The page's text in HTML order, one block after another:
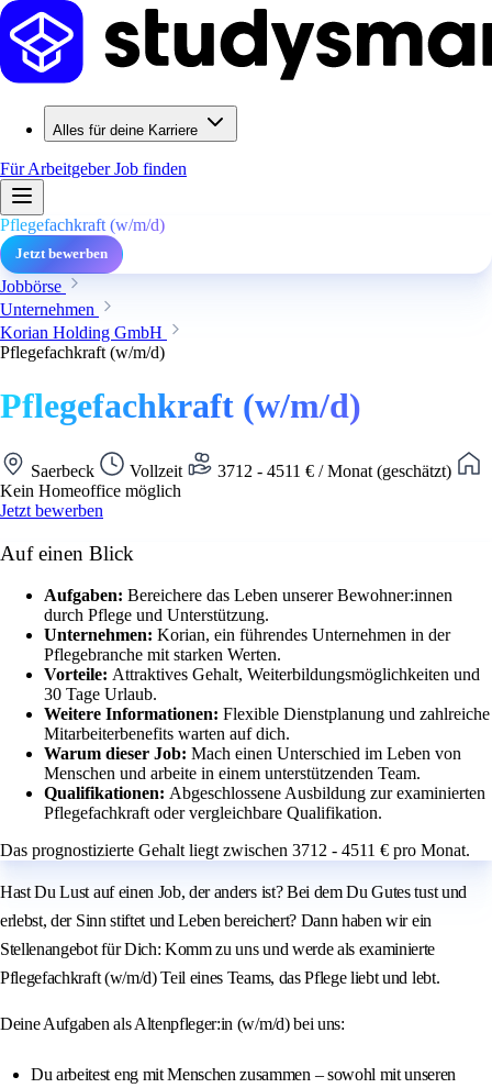
Alles für deine Karriere
Für ArbeitgeberJob finden
Pflegefachkraft (w/m/d)
Jetzt bewerben
Jobbörse
Unternehmen
Korian Holding GmbH
Pflegefachkraft (w/m/d)
Pflegefachkraft (w/m/d)
Saerbeck Vollzeit
3712 - 4511 € / Monat (geschätzt)
Kein Homeoffice möglich
Jetzt bewerben
Auf einen Blick
Aufgaben: Bereichere das Leben unserer Bewohner:innen
durch Pflege und Unterstützung.
Unternehmen: Korian, ein führendes Unternehmen in der
Pflegebranche mit starken Werten.
Vorteile: Attraktives Gehalt, Weiterbildungsmöglichkeiten und
30 Tage Urlaub.
Weitere Informationen: Flexible Dienstplanung und zahlreiche
Mitarbeiterbenefits warten auf dich.
Warum dieser Job: Mach einen Unterschied im Leben von
Menschen und arbeite in einem unterstützenden Team.
Qualifikationen: Abgeschlossene Ausbildung zur examinierten
Pflegefachkraft oder vergleichbare Qualifikation.
Das prognostizierte Gehalt liegt zwischen 3712 - 4511 € pro Monat.
Hast Du Lust auf einen Job, der anders ist? Bei dem Du Gutes tust und
erlebst, der Sinn stiftet und Leben bereichert? Dann haben wir ein
Stellenangebot für Dich: Komm zu uns und werde als examinierte
Pflegefachkraft (w/m/d) Teil eines Teams, das Pflege liebt und lebt.
Deine Aufgaben als Altenpfleger:in (w/m/d) bei uns:
Du arbeitest eng mit Menschen zusammen – sowohl mit unseren